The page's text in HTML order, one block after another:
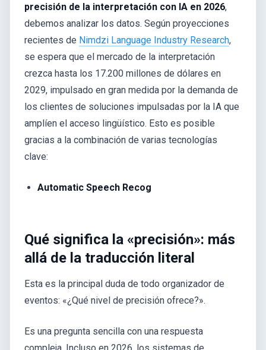
precisión de la interpretación con IA en 2026,
debemos analizar los datos. Según proyecciones
recientes de Nimdzi Language Industry Research,
se espera que el mercado de la interpretación
crezca hasta los 17.200 millones de dólares en
2029, impulsado en gran medida por la demanda de
los clientes de soluciones impulsadas por la IA que
amplíen el acceso lingüístico. Esto es posible
gracias a la combinación de varias tecnologías
clave:
Automatic Speech Recog
Qué significa la «precisión»: más
allá de la traducción literal
Esta es la principal duda de todo organizador de
eventos: «¿Qué nivel de precisión ofrece?».
Es una pregunta sencilla con una respuesta